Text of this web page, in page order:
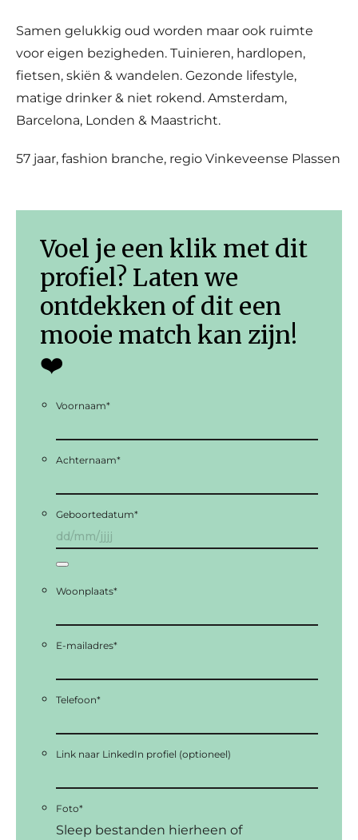
Samen gelukkig oud worden maar ook ruimte
voor eigen bezigheden. Tuinieren, hardlopen,
fietsen, skiën & wandelen. Gezonde lifestyle,
matige drinker & niet rokend. Amsterdam,
Barcelona, Londen & Maastricht.
57 jaar, fashion branche, regio Vinkeveense Plassen
Voel je een klik met dit
profiel? Laten we
ontdekken of dit een
mooie match kan zijn!
❤️
Voornaam*
Achternaam*
Geboortedatum*
Woonplaats*
E-mailadres*
Telefoon*
Link naar LinkedIn profiel (optioneel)
Foto*
Sleep bestanden hierheen of